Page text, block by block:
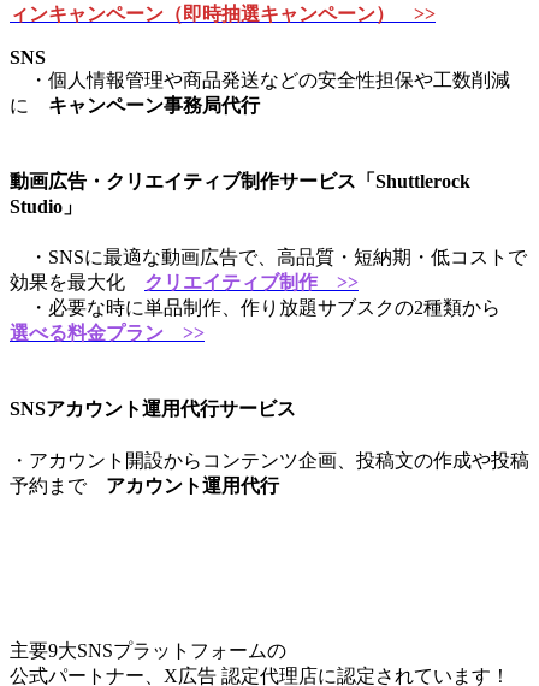
ィンキャンペーン（即時抽選キャンペーン） >>
SNS
・個人情報管理や商品発送などの安全性担保や工数削減
に キャンペーン事務局代行
動画広告・クリエイティブ制作サービス「Shuttlerock
Studio」
・SNSに最適な動画広告で、高品質・短納期・低コストで
効果を最大化 クリエイティブ制作 >>
・必要な時に単品制作、作り放題サブスクの2種類から
選べる料金プラン >>
SNSアカウント運用代行サービス
・アカウント開設からコンテンツ企画、投稿文の作成や投稿
予約まで アカウント運用代行
主要9大SNSプラットフォームの
公式パートナー、X広告 認定代理店に認定されています！